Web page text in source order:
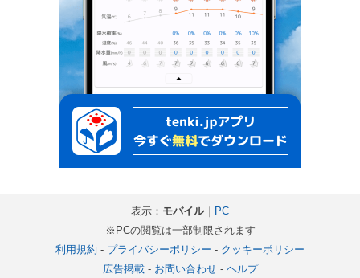
表示： モバイル｜ PC
※PCの閲覧は一部制限されます
利用規約 - プライバシーポリシー - クッキーポリシー
広告掲載- お問い合わせ- ヘルプ